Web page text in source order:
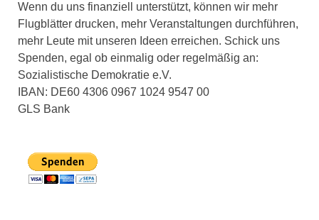
Wenn du uns finanziell unterstützt, können wir mehr
Flugblätter drucken, mehr Veranstaltungen durchführen,
mehr Leute mit unseren Ideen erreichen. Schick uns
Spenden, egal ob einmalig oder regelmäßig an:
Sozialistische Demokratie e.V.
IBAN: DE60 4306 0967 1024 9547 00
GLS Bank